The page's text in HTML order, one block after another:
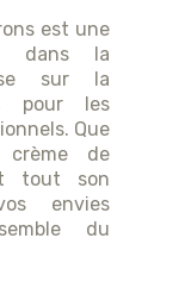
est une
dans la
sur la
pour les
Que
crème de
tout son
envies
du